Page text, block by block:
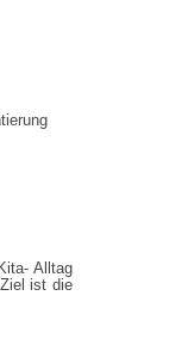
Alltag
ist die